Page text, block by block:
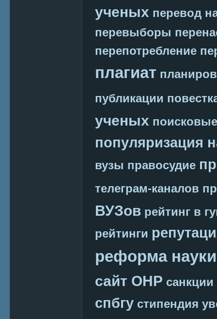
ученых перевод
перевыборы
перепотребление
плагиат
публикации
ученых
популяризация
вузы правосудие
телеграм-каналов
ВУЗов рейтинг в
рейтинги
реформа науки
сайт ОНР санкции
спбгу стипендия